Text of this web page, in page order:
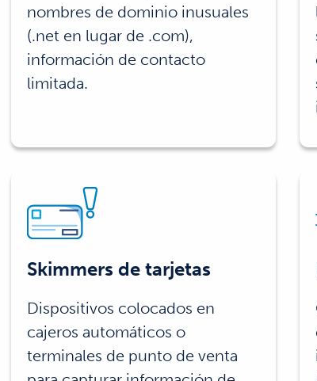
nombres de dominio inusuales
(.net en lugar de .com),
información de contacto
limitada.
Skimmers de tarjetas
Dispositivos colocados en
cajeros automáticos o
terminales de punto de venta